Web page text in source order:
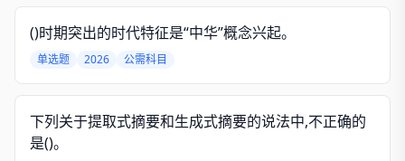
()时期突出的时代特征是“中华”概念兴起。
单选题 2026 公需科目
下列关于提取式摘要和生成式摘要的说法中,不正确的
是()。